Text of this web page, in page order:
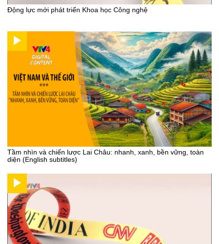
Động lực mới phát triển Khoa học Công nghệ
Tầm nhìn và chiến lược Lai Châu: nhanh, xanh, bền vững, toàn
diện (English subtitles)